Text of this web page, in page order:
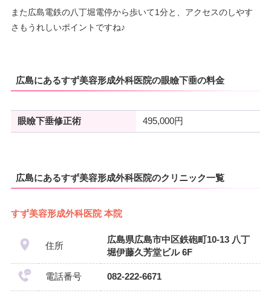
また広島電鉄の八丁堀電停から歩いて1分と、アクセスのしやす
さもうれしいポイントですね♪
広島にあるすず美容形成外科医院の眼瞼下垂の料金
眼瞼下垂修正術 495,000円
広島にあるすず美容形成外科医院のクリニック一覧
すず美容形成外科医院 本院
住所
広島県広島市中区鉄砲町10-13 八丁
堀伊藤久芳堂ビル 6F
電話番号 082-222-6671